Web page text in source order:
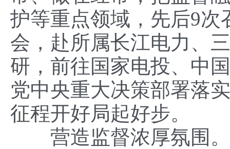
护等重点领域，先后9
会，赴所属长江电力、
研，前往国家电投、中
党中央重大决策部署落
征程开好局起好步。
营造监督浓厚氛围。